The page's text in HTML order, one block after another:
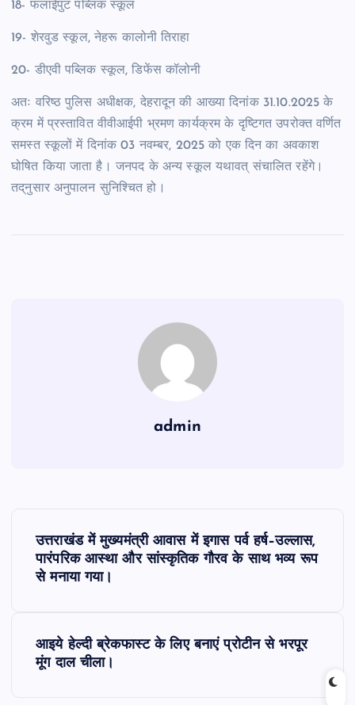
18- फलाईपुट पब्लिक स्कूल
19- शेरवुड स्कूल, नेहरू कालोनी तिराहा
20- डीएवी पब्लिक स्कूल, डिफेंस कॉलोनी
अतः वरिष्ठ पुलिस अधीक्षक, देहरादून की आख्या दिनांक 31.10.2025 के
क्रम में प्रस्तावित वीवीआईपी भ्रमण कार्यक्रम के दृष्टिगत उपरोक्त वर्णित
समस्त स्कूलों में दिनांक 03 नवम्बर, 2025 को एक दिन का अवकाश
घोषित किया जाता है। जनपद के अन्य स्कूल यथावत् संचालित रहेंगे।
तद्‌नुसार अनुपालन सुनिश्चित हो।
admin
उत्तराखंड में मुख्यमंत्री आवास में इगास पर्व हर्ष–उल्लास,
पारंपरिक आस्था और सांस्कृतिक गौरव के साथ भव्य रूप
से मनाया गया।
आइये हेल्दी ब्रेकफास्ट के लिए बनाएं प्रोटीन से भरपूर
मूंग दाल चीला।